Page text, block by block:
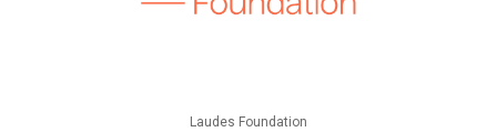
Laudes Foundation